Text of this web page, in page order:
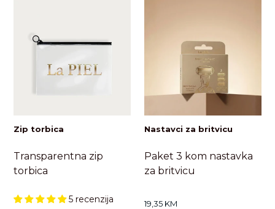
Zip torbica
Transparentna zip
torbica
5 recenzija
Nastavci za britvicu
Paket 3 kom nastavka
za britvicu
Standardna
19,35 KM